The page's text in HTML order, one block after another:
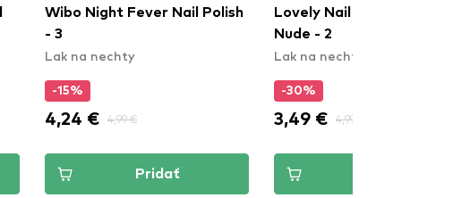
Wibo Night Fever Nail Polish
- 3
Lak na nechty
-15%
4,24 € 4,99 €
Pridať
Lovely Nail Polish Full
Nude - 2
Lak na nechty
-30%
3,49 € 4,99 €